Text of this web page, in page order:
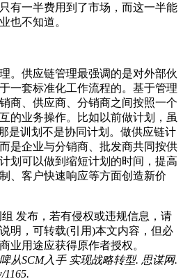
有一半费用到了市场，而这一半能
也不知道。
。供应链管理最强调的是对外部伙
一套标准化工作流程的。基于管理
商、供应商、分销商之间按照一个
的业务操作。比如以前做计划，虽
是训划不是协同计划。做供应链计
是企业与分销商、批发商共同按供
划可以做到缩短计划的时间，提高
、客户快速响应等方面创造新价
发布，若有侵权或违规信息，请
明，可转载(引用)本文内容，但必
业用途应获得原作者授权。
从SCM入手 实现战略转型. 思谋网.
1165.